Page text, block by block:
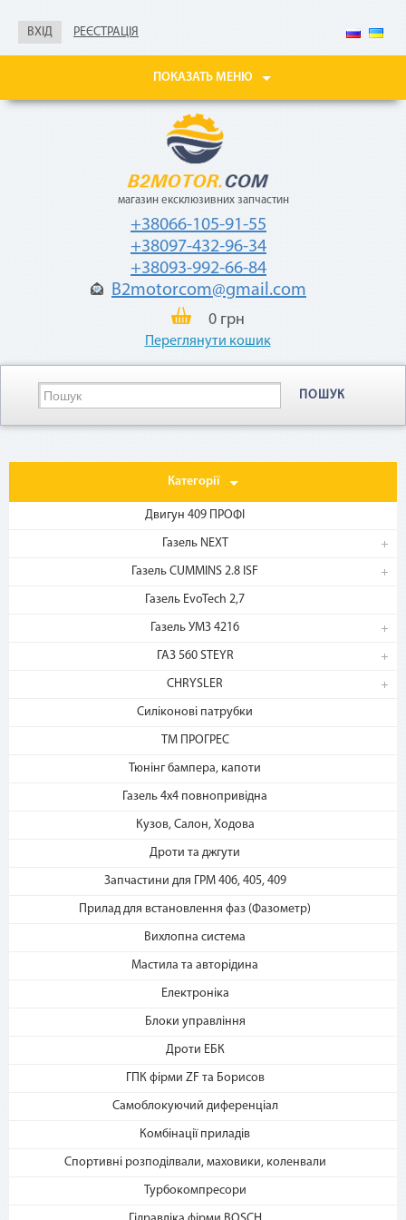
ВХІД РЕЄСТРАЦІЯ
ПОКАЗАТЬ МЕНЮ
магазин ексклюзивних запчастин
+38066-105-91-55
+38097-432-96-34
+38093-992-66-84
B2motorcom@gmail.com
0 грн
Переглянути кошик
ПОШУК
Категорії
Двигун 409 ПРОФІ
Газель NEXT
Газель CUMMINS 2.8 ISF
Газель EvoTech 2,7
Газель УМЗ 4216
ГАЗ 560 STEYR
CHRYSLER
Силіконові патрубки
ТМ ПРОГРЕС
Тюнінг бампера, капоти
Газель 4х4 повнопривідна
Кузов, Салон, Ходова
Дроти та джгути
Запчастини для ГРМ 406, 405, 409
Прилад для встановлення фаз (Фазометр)
Вихлопна система
Мастила та авторідина
Електроніка
Блоки управління
Дроти ЕБК
ГПК фірми ZF та Борисов
Самоблокуючий диференціал
Комбінації приладів
Спортивні розподілвали, маховики, коленвали
Турбокомпресори
справка о доходах
«Мгновенная рассрочка»
месяцев
Как воспользоваться
на b2motor.com и положите
2. Выберите способ оплаты –
«Мгновенная рассрочка»
3. Укажите количество
платежей и совершите
спишется первый платеж